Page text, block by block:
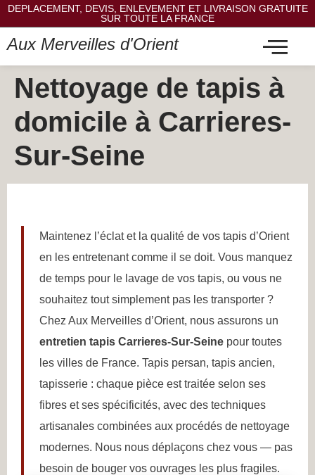
DEPLACEMENT, DEVIS, ENLEVEMENT ET LIVRAISON GRATUITE
SUR TOUTE LA FRANCE
Aux Merveilles d'Orient
Nettoyage de tapis à
domicile à Carrieres-
Sur-Seine
Maintenez l’éclat et la qualité de vos tapis d’Orient
en les entretenant comme il se doit. Vous manquez
de temps pour le lavage de vos tapis, ou vous ne
souhaitez tout simplement pas les transporter ?
Chez Aux Merveilles d’Orient, nous assurons un
entretien tapis Carrieres-Sur-Seine pour toutes
les villes de France. Tapis persan, tapis ancien,
tapisserie : chaque pièce est traitée selon ses
fibres et ses spécificités, avec des techniques
artisanales combinées aux procédés de nettoyage
modernes. Nous nous déplaçons chez vous — pas
besoin de bouger vos ouvrages les plus fragiles.